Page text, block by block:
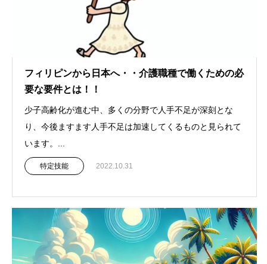
フィリピンから日本へ・・介護職種で働くための必
要な要件とは！！
少子高齢化が進む中、多くの分野で人手不足が深刻とな
り、今後ますます人手不足は加速してくるものと見られて
います。...
特定技能 2022.10.31